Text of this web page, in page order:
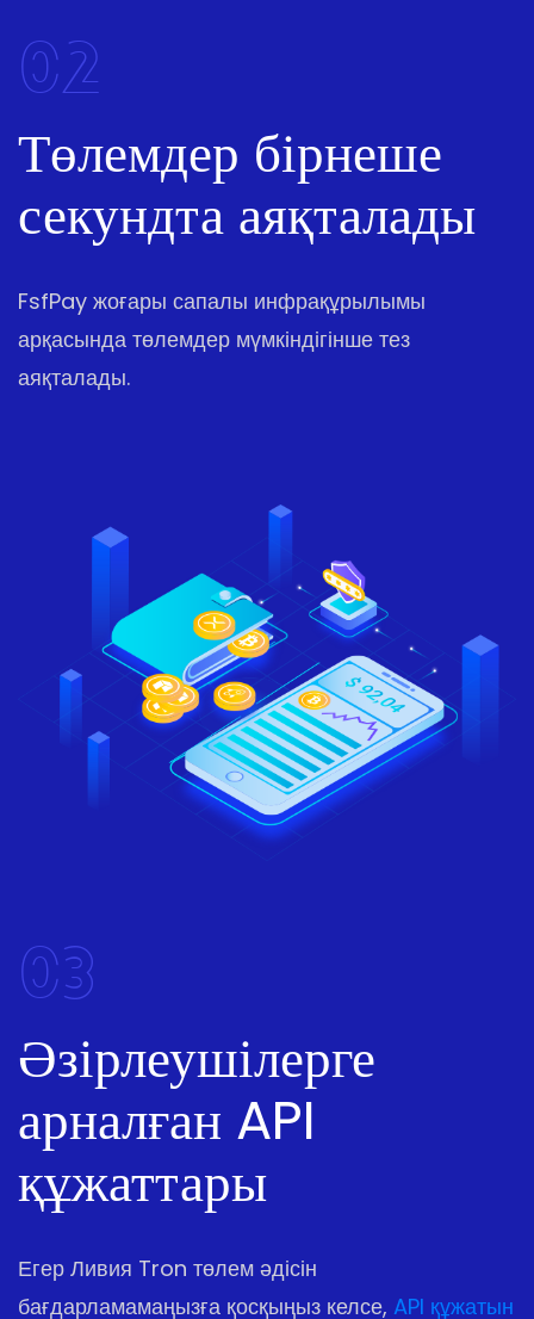
02
Төлемдер бірнеше
секундта аяқталады
FsfPay жоғары сапалы инфрақұрылымы
арқасында төлемдер мүмкіндігінше тез
аяқталады.
03
Әзірлеушілерге
арналған API
құжаттары
Егер Ливия Tron төлем әдісін
бағдарламамаңызға қосқыңыз келсе, API құжатын